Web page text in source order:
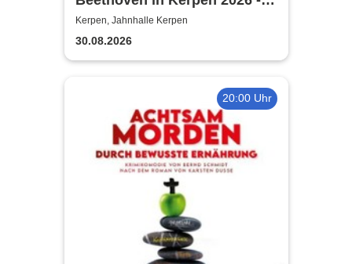
Sommerkonzerte 2026
Kerpen, Jahnhalle Kerpen
30.08.2026
20:00 Uhr